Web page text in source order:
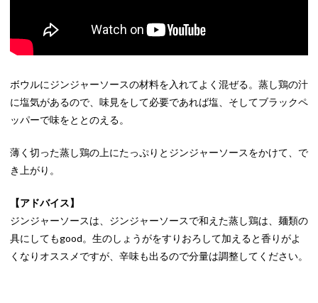
ボウルにジンジャーソースの材料を入れてよく混ぜる。蒸し鶏の汁
に塩気があるので、味見をして必要であれば塩、そしてブラックペ
ッパーで味をととのえる。
薄く切った蒸し鶏の上にたっぷりとジンジャーソースをかけて、で
き上がり。
【アドバイス】
ジンジャーソースは、ジンジャーソースで和えた蒸し鶏は、麺類の
具にしてもgood。生のしょうがをすりおろして加えると香りがよ
くなりオススメですが、辛味も出るので分量は調整してください。